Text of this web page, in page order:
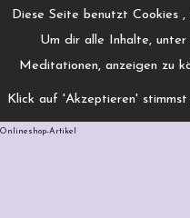
Diese Seite benutzt Cookies
Um dir alle Inhalte, unter
Meditationen, anzeigen zu
Klick auf 'Akzeptieren'
Direkt zum Seiteninhalt
Menü
Kartenlegen 3
Onlineshop-Artikel